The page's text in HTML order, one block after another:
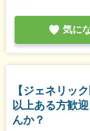
気に
【ジェネリッ
以上ある方歓
んか？